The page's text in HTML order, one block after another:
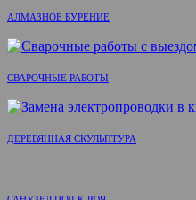
АЛМАЗНОЕ БУРЕНИЕ
СВАРОЧНЫЕ РАБОТЫ
ДЕРЕВЯННАЯ СКУЛЬПТУРА